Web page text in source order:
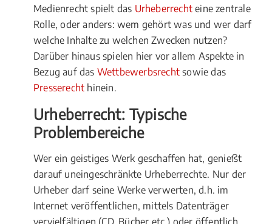
Medienrecht spielt das Urheberrecht eine zentrale
Rolle, oder anders: wem gehört was und wer darf
welche Inhalte zu welchen Zwecken nutzen?
Darüber hinaus spielen hier vor allem Aspekte in
Bezug auf das Wettbewerbsrecht sowie das
Presserecht hinein.
Urheberrecht: Typische
Problembereiche
Wer ein geistiges Werk geschaffen hat, genießt
darauf uneingeschränkte Urheberrechte. Nur der
Urheber darf seine Werke verwerten, d.h. im
Internet veröffentlichen, mittels Datenträger
vervielfältigen (CD, Bücher etc.) oder öffentlich